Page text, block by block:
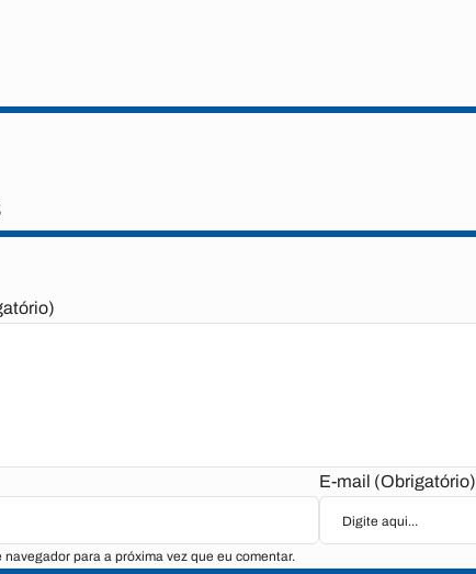
E-mail (Obrigatório)
para a próxima vez que eu comentar.